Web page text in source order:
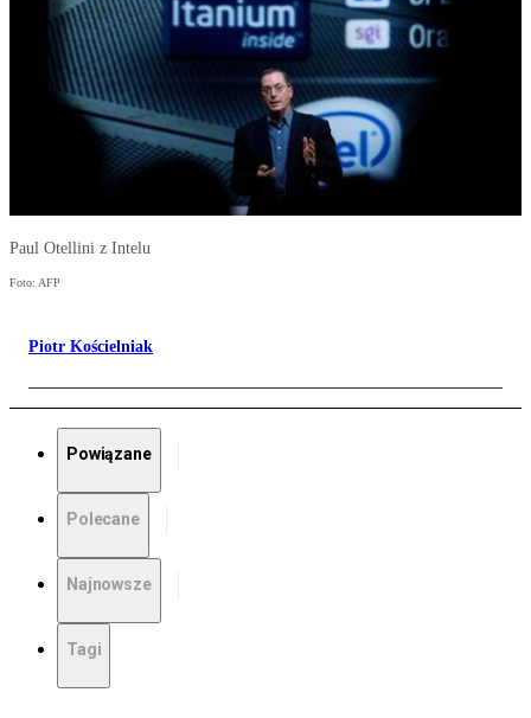
Paul Otellini z Intelu
Foto: AFP
Piotr Kościelniak
Powiązane
Polecane
Najnowsze
Tagi